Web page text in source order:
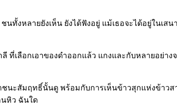
ทั้งหลายยังเห็น ยังได้ฟังอยู่ แม้เธอจะได้อยู่ในเ
ที่เลือกเอาของดำออกแล้ว แกงและกับหลายอย่
นะสัมฤทธิ์นั้นดู พร้อมกับการเห็นข้าวสุกแห่งข้าว
นหิว ฉันใด